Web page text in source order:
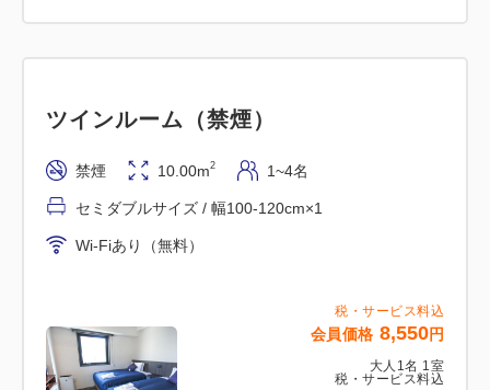
税・サービス料込
会員価格 8,550円
大人 1 名 1 室
税・サービス料込
ツインルーム（禁煙）
禁煙 10.00m2 1~4名
セミダブルサイズ / 幅100-120cm×1
Wi-Fiあり（無料）